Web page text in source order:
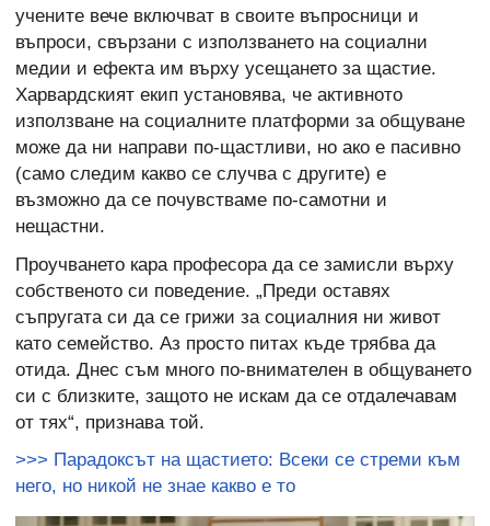
учените вече включват в своите въпросници и
въпроси, свързани с използването на социални
медии и ефекта им върху усещането за щастие.
Харвардският екип установява, че активното
използване на социалните платформи за общуване
може да ни направи по-щастливи, но ако е пасивно
(само следим какво се случва с другите) е
възможно да се почувстваме по-самотни и
нещастни.
Проучването кара професора да се замисли върху
собственото си поведение. „Преди оставях
съпругата си да се грижи за социалния ни живот
като семейство. Аз просто питах къде трябва да
отида. Днес съм много по-внимателен в общуването
си с близките, защото не искам да се отдалечавам
от тях“, признава той.
>>> Парадоксът на щастието: Всеки се стреми към
него, но никой не знае какво е то